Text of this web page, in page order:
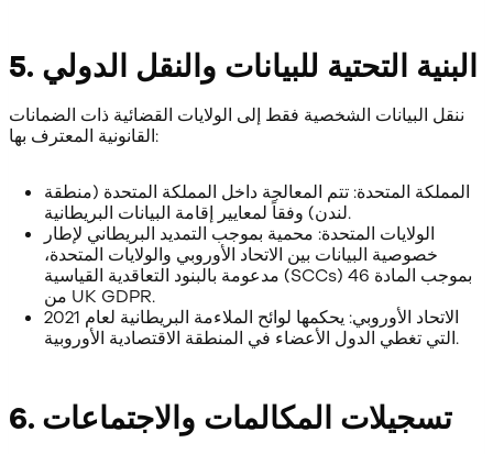
5. البنية التحتية للبيانات والنقل الدولي
ننقل البيانات الشخصية فقط إلى الولايات القضائية ذات الضمانات
القانونية المعترف بها:
المملكة المتحدة: تتم المعالجة داخل المملكة المتحدة (منطقة
لندن) وفقاً لمعايير إقامة البيانات البريطانية.
الولايات المتحدة: محمية بموجب التمديد البريطاني لإطار
خصوصية البيانات بين الاتحاد الأوروبي والولايات المتحدة،
مدعومة بالبنود التعاقدية القياسية (SCCs) بموجب المادة 46
من UK GDPR.
الاتحاد الأوروبي: يحكمها لوائح الملاءمة البريطانية لعام 2021
التي تغطي الدول الأعضاء في المنطقة الاقتصادية الأوروبية.
6. تسجيلات المكالمات والاجتماعات